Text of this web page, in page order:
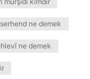
ne demek
ne demek